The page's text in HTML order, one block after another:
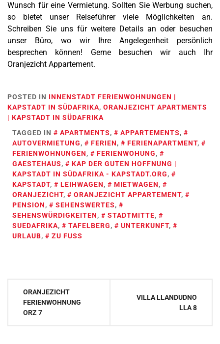
Wunsch für eine Vermietung. Sollten Sie Werbung suchen,
so bietet unser Reiseführer viele Möglichkeiten an.
Schreiben Sie uns für weitere Details an oder besuchen
unser Büro, wo wir Ihre Angelegenheit persönlich
besprechen können! Gerne besuchen wir auch Ihr
Oranjezicht Appartement.
POSTED IN INNENSTADT FERIENWOHNUNGEN |
KAPSTADT IN SÜDAFRIKA, ORANJEZICHT APARTMENTS
| KAPSTADT IN SÜDAFRIKA
TAGGED IN
APARTMENTS, APPARTEMENTS,
AUTOVERMIETUNG, FERIEN, FERIENAPARTMENT,
FERIENWOHNUNGEN, FERIENWOHUNG,
GAESTEHAUS,
KAP DER GUTEN HOFFNUNG |
KAPSTADT IN SÜDAFRIKA - KAPSTADT.ORG,
KAPSTADT, LEIHWAGEN, MIETWAGEN,
ORANJEZICHT, ORANJEZICHT APPARTEMENT,
PENSION, SEHENSWERTES,
SEHENSWÜRDIGKEITEN, STADTMITTE,
SUEDAFRIKA, TAFELBERG, UNTERKUNFT,
URLAUB, ZU FUSS
Post
navigation
ORANJEZICHT
FERIENWOHNUNG
ORZ 7
VILLA LLANDUDNO
LLA 8